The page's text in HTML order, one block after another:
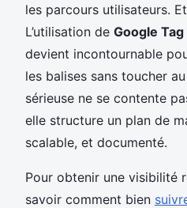
les parcours utilisateurs.
L’utilisation de Google
devient incontournable
les balises sans toucher
sérieuse ne se contente
elle structure un plan de
scalable, et documenté.
Pour obtenir une visibilité
savoir comment bien